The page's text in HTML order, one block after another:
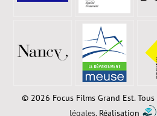
© 2026 Focus Films Grand Est.
légales.Réalisation